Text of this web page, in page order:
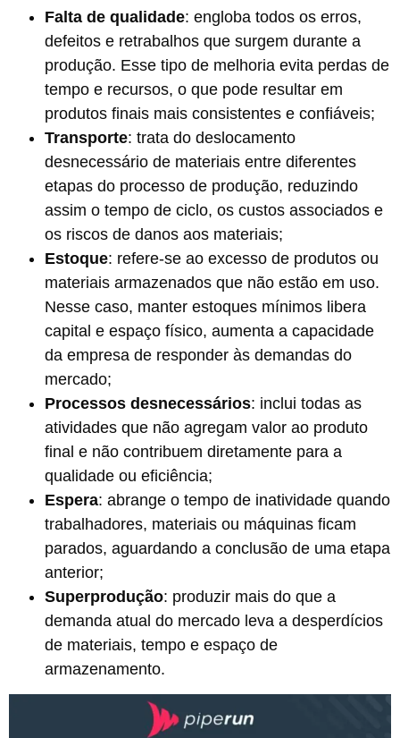
Falta de qualidade: engloba todos os erros,
defeitos e retrabalhos que surgem durante a
produção. Esse tipo de melhoria evita perdas de
tempo e recursos, o que pode resultar em
produtos finais mais consistentes e confiáveis;
Transporte: trata do deslocamento
desnecessário de materiais entre diferentes
etapas do processo de produção, reduzindo
assim o tempo de ciclo, os custos associados e
os riscos de danos aos materiais;
Estoque: refere-se ao excesso de produtos ou
materiais armazenados que não estão em uso.
Nesse caso, manter estoques mínimos libera
capital e espaço físico, aumenta a capacidade
da empresa de responder às demandas do
mercado;
Processos desnecessários: inclui todas as
atividades que não agregam valor ao produto
final e não contribuem diretamente para a
qualidade ou eficiência;
Espera: abrange o tempo de inatividade quando
trabalhadores, materiais ou máquinas ficam
parados, aguardando a conclusão de uma etapa
anterior;
Superprodução: produzir mais do que a
demanda atual do mercado leva a desperdícios
de materiais, tempo e espaço de
armazenamento.